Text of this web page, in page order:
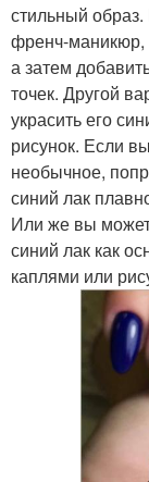
стильный
френч-маникюр,
а затем
точек. Другой
украсить его
рисунок. Если
необычное,
синий лак
Или же вы
синий лак как
каплями или